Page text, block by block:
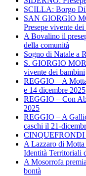
SCILLA: Borgo
SAN GIORGIO
Presepe vivente
A Bovalino il
della comunità
Sogno di Natale a
S. GIORGIO
vivente dei bambini
REGGIO – A
e 14 dicembre 2025
REGGIO – Con
2025
REGGIO – A
caschi il 21-
CINQUEFRONDI
A Lazzaro di
Identità Territoriali
A Mosorrofa
bontà